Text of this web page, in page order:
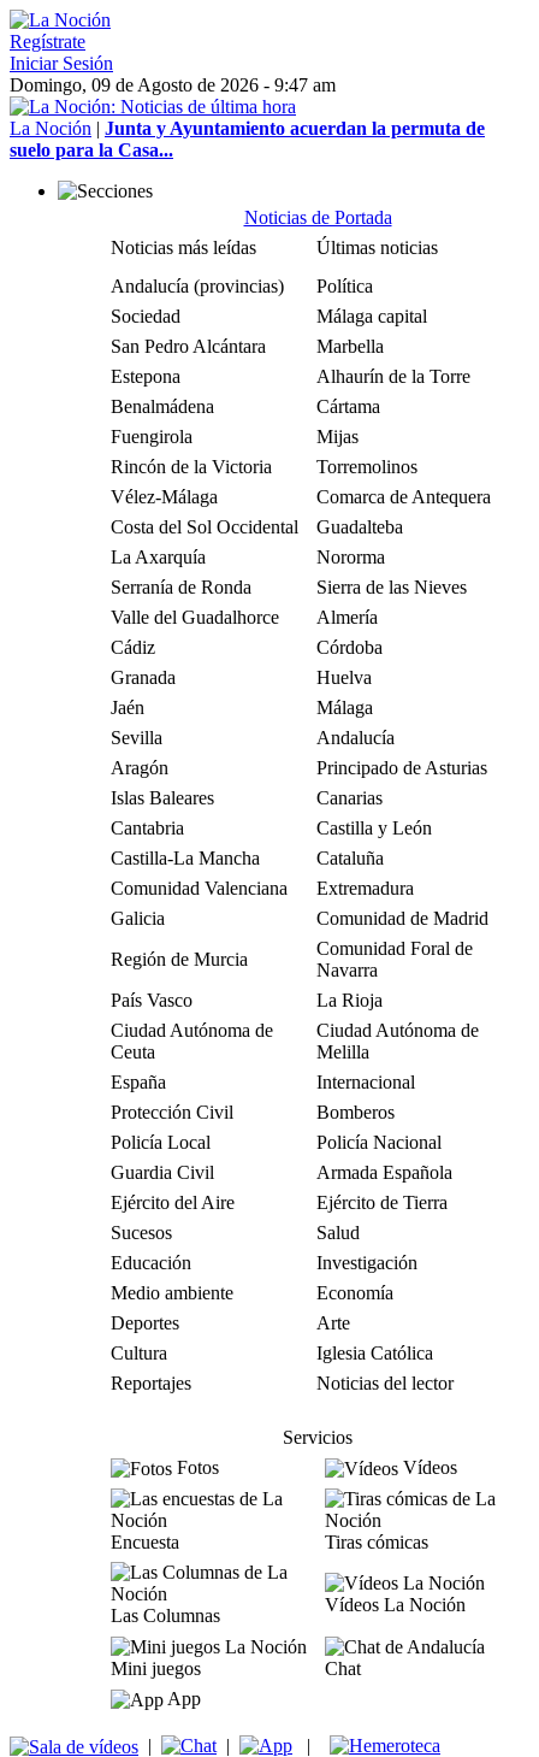
Regístrate
Iniciar Sesión
Domingo, 09 de Agosto de 2026 - 9:47 am
La Noción | Junta y Ayuntamiento acuerdan la permuta de
suelo para la Casa...
Noticias de Portada
Noticias más leídas
Últimas noticias
Andalucía (provincias)
Política
Sociedad
Málaga capital
San Pedro Alcántara
Marbella
Estepona
Alhaurín de la Torre
Benalmádena
Cártama
Fuengirola
Mijas
Rincón de la Victoria
Torremolinos
Vélez-Málaga
Comarca de Antequera
Costa del Sol Occidental
Guadalteba
La Axarquía
Nororma
Serranía de Ronda
Sierra de las Nieves
Valle del Guadalhorce
Almería
Cádiz
Córdoba
Granada
Huelva
Jaén
Málaga
Sevilla
Andalucía
Aragón
Principado de Asturias
Islas Baleares
Canarias
Cantabria
Castilla y León
Castilla-La Mancha
Cataluña
Comunidad Valenciana
Extremadura
Galicia
Comunidad de Madrid
Región de Murcia
Comunidad Foral de
Navarra
País Vasco
La Rioja
Ciudad Autónoma de
Ceuta
Ciudad Autónoma de
Melilla
España
Internacional
Protección Civil
Bomberos
Policía Local
Policía Nacional
Guardia Civil
Armada Española
Ejército del Aire
Ejército de Tierra
Sucesos
Salud
Educación
Investigación
Medio ambiente
Economía
Deportes
Arte
Cultura
Iglesia Católica
Reportajes
Noticias del lector
Servicios
Fotos
Vídeos
Encuesta Tiras cómicas
Las Columnas
Vídeos La Noción
Mini juegos
Chat
App
| | |